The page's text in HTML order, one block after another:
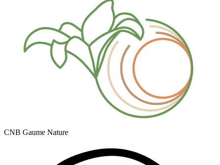
CNB Gaume Nature